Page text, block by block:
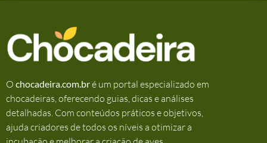
O chocadeira.com.bré um portal especializado em
chocadeiras, oferecendo guias, dicas e análises
detalhadas. Com conteúdos práticos e objetivos,
ajuda criadores de todos os níveis a otimizar a